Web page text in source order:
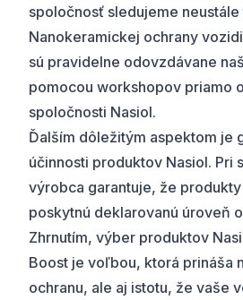
spoločnosť sledujeme
Nanokeramickej ochrany
sú pravidelne odovzdávane
pomocou workshopov priamo
spoločnosti Nasiol.
Ďalším dôležitým aspektom je
účinnosti produktov Nasiol. Pri
výrobca garantuje, že
poskytnú deklarovanú úroveň
Zhrnutím, výber produktov
Boost je voľbou, ktorá prináša
ochranu, ale aj istotu, že vaše